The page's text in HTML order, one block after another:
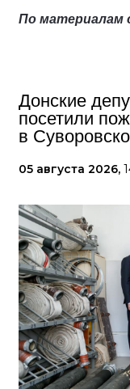
По материалам
Донские
посетили
в
05 августа 2026,